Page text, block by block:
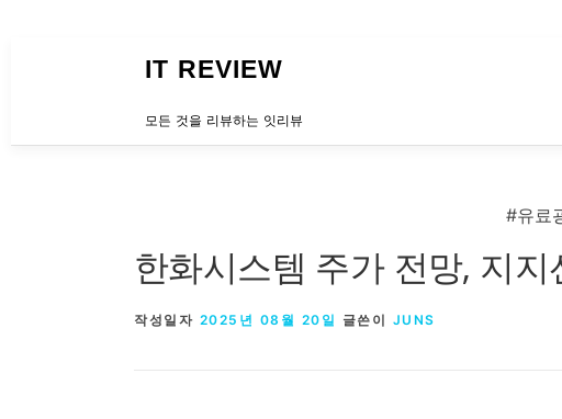
IT REVIEW
모든 것을 리뷰하는 잇리뷰
#유료
한화시스템 주가 전망, 지
작성일자 2025년 08월 20일 글쓴이 JUNS